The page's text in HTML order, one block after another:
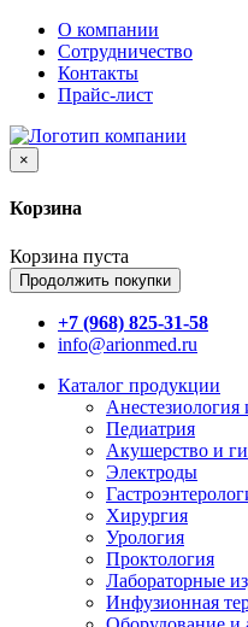
О компании
Сотрудничество
Контакты
Прайс-лист
×
Корзина
Корзина пуста
Продолжить покупки
+7 (968) 825-31-58
info@arionmed.ru
Каталог продукции
Педиатрия
Акушерство и
Электроды
Хирургия
Урология
Проктология
Лабораторные
Инфузионная